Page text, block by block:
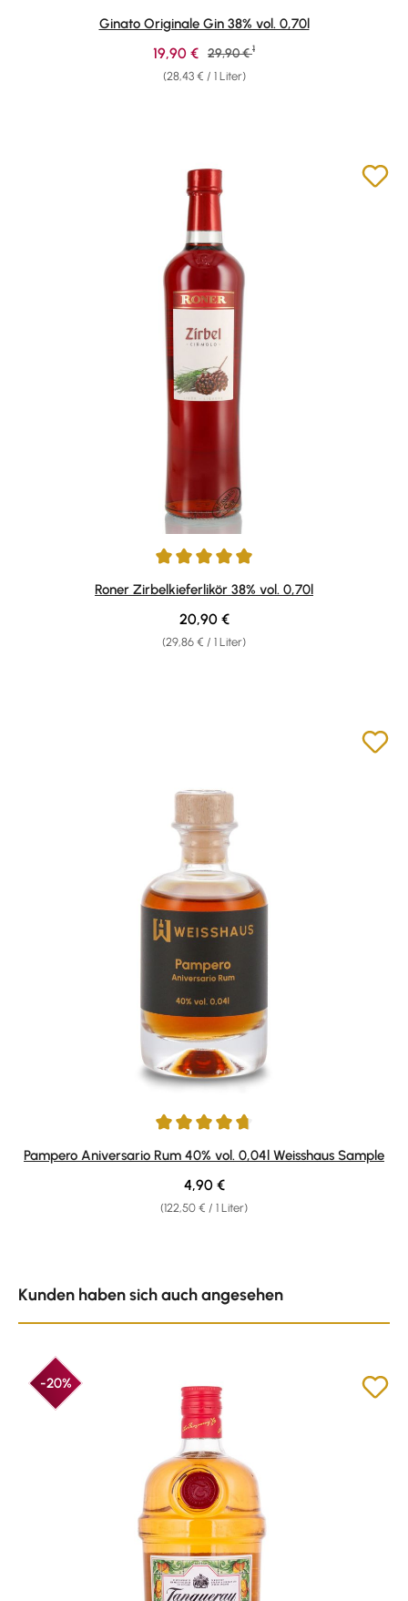
Durchschnittliche Bewertung von 4 von 5 Sternen
Ginato Originale Gin 38% vol. 0,70l
(28,43 € / 1 Liter)
Verkaufspreis:
19,90 € Regulärer Preis:
29,90 € 1
Durchschnittliche Bewertung von 4.89 von 5 Sternen
Roner Zirbelkieferlikör 38% vol. 0,70l
(29,86 € / 1 Liter)
Regulärer Preis:
20,90 €
Durchschnittliche Bewertung von 4.67 von 5 Sternen
Pampero Aniversario Rum 40% vol. 0,04l Weisshaus Sample
(122,50 € / 1 Liter)
Regulärer Preis:
4,90 €
Kunden haben sich auch angesehen
-20%